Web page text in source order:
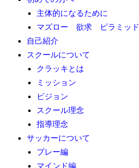
主体的になるために
マズロー 欲求 ピラミッド
自己紹介
スクールについて
クラッキとは
ミッション
ビジョン
スクール理念
指導理念
サッカーについて
プレー編
マインド編